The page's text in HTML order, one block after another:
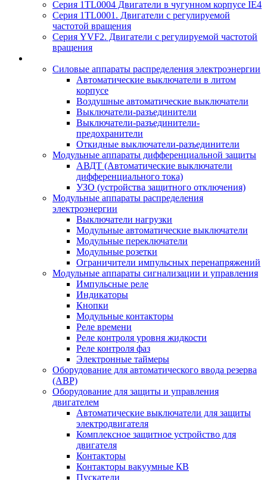
Серия 1TL0004 Двигатели в чугунном корпусе IE4
Серия 1TL0001. Двигатели с регулируемой
частотой вращения
Серия YVF2. Двигатели с регулируемой частотой
вращения
Силовые аппараты распределения электроэнергии
Автоматические выключатели в литом
корпусе
Воздушные автоматические выключатели
Выключатели-разъединители
Выключатели-разъединители-
предохранители
Откидные выключатели-разъединители
Модульные аппараты дифференциальной защиты
АВДТ (Автоматические выключатели
дифференциального тока)
УЗО (устройства защитного отключения)
Модульные аппараты распределения
электроэнергии
Выключатели нагрузки
Модульные автоматические выключатели
Модульные переключатели
Модульные розетки
Ограничители импульсных перенапряжений
Модульные аппараты сигнализации и управления
Импульсные реле
Индикаторы
Кнопки
Модульные контакторы
Реле времени
Реле контроля уровня жидкости
Реле контроля фаз
Электронные таймеры
Оборудование для автоматического ввода резерва
(АВР)
Оборудование для защиты и управления
двигателем
Автоматические выключатели для защиты
электродвигателя
Комплексное защитное устройство для
двигателя
Контакторы
Контакторы вакуумные КВ
Пускатели